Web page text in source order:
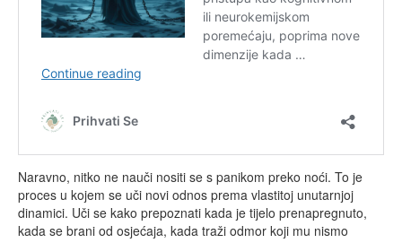
Naravno, nitko ne nauči nositi se s panikom preko noći. To je
proces u kojem se uči novi odnos prema vlastitoj unutarnjoj
dinamici. Uči se kako prepoznati kada je tijelo prenapregnuto,
kada se brani od osjećaja, kada traži odmor koji mu nismo